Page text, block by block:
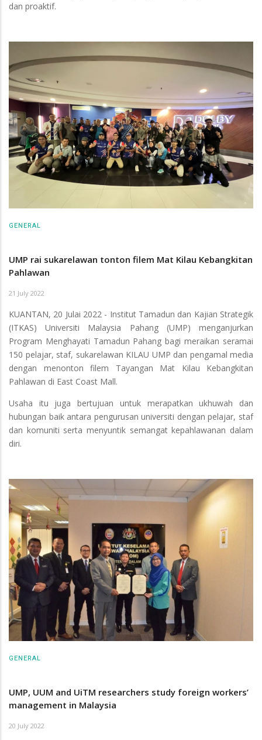
dan proaktif.
GENERAL
UMP rai sukarelawan tonton filem Mat Kilau Kebangkitan
Pahlawan
21 July 2022
KUANTAN, 20 Julai 2022 - Institut Tamadun dan Kajian Strategik
(ITKAS) Universiti Malaysia Pahang (UMP) menganjurkan
Program Menghayati Tamadun Pahang bagi meraikan seramai
150 pelajar, staf, sukarelawan KILAU UMP dan pengamal media
dengan menonton filem Tayangan Mat Kilau Kebangkitan
Pahlawan di East Coast Mall.
Usaha itu juga bertujuan untuk merapatkan ukhuwah dan
hubungan baik antara pengurusan universiti dengan pelajar, staf
dan komuniti serta menyuntik semangat kepahlawanan dalam
diri.
GENERAL
UMP, UUM and UiTM researchers study foreign workers’
management in Malaysia
20 July 2022